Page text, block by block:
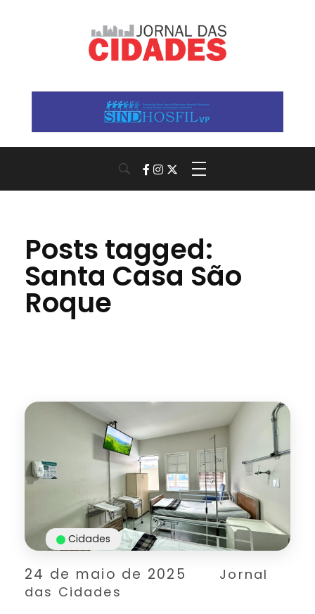
Posts tagged:
Santa Casa São
Roque
24 de maio de 2025
Jornal
das Cidades
Cidades